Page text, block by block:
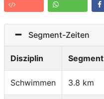
Segment-Zeiten
Disziplin Segment
Schwimmen 3.8 km